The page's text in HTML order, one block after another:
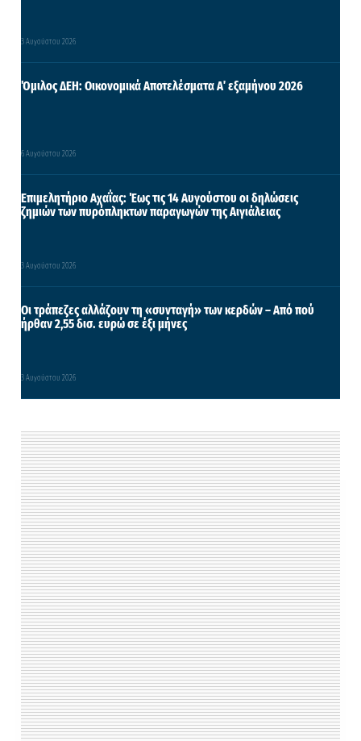
3 Αυγούστου 2026
Όμιλος ΔΕΗ: Οικονομικά Αποτελέσματα Α΄ εξαμήνου 2026
6 Αυγούστου 2026
Επιμελητήριο Αχαΐας: Έως τις 14 Αυγούστου οι δηλώσεις
ζημιών των πυρόπληκτων παραγωγών της Αιγιάλειας
3 Αυγούστου 2026
Οι τράπεζες αλλάζουν τη «συνταγή» των κερδών – Από πού
ήρθαν 2,55 δισ. ευρώ σε έξι μήνες
3 Αυγούστου 2026